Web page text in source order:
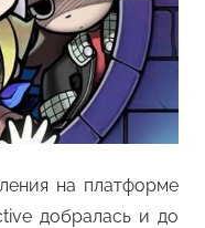
на платформе
добралась и до